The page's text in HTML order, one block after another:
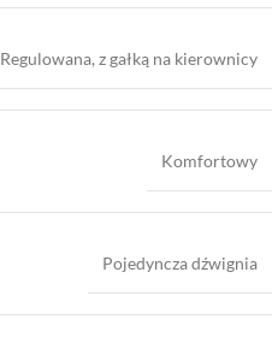
Regulowana, z gałką na kierownicy
Komfortowy
Pojedyncza dźwignia